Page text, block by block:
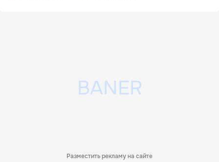
Разместить рекламу на сайте